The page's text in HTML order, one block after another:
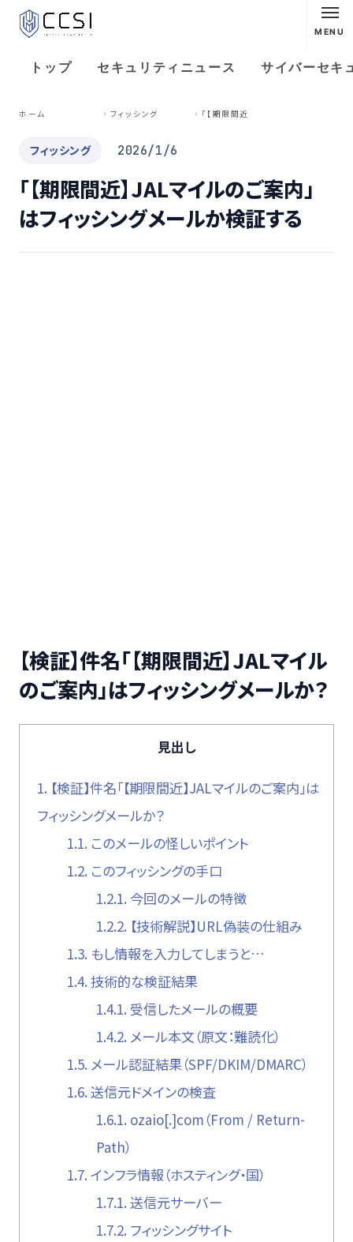
MENU
トップ セキュリティニュース サイバーセキ
ホーム フィッシング
フィッシング 2026/1/6
「【期限間近】JALマイルのご案内」
はフィッシングメールか検証する
【検証】件名「【期限間近】JALマイル
のご案内」はフィッシングメールか？
見出し
1. 【検証】件名「【期限間近】JALマイルのご案内」は
フィッシングメールか？
1.1. このメールの怪しいポイント
1.2. このフィッシングの手口
1.2.1. 今回のメールの特徴
1.2.2. 【技術解説】URL偽装の仕組み
1.3. もし情報を入力してしまうと…
1.4. 技術的な検証結果
1.4.1. 受信したメールの概要
1.4.2. メール本文（原文：難読化）
1.5. メール認証結果（SPF/DKIM/DMARC）
1.6. 送信元ドメインの検査
1.6.1. ozaio[.]com（From / Return-
Path）
1.7. インフラ情報（ホスティング・国）
1.7.1. 送信元サーバー
1.7.2. フィッシングサイト